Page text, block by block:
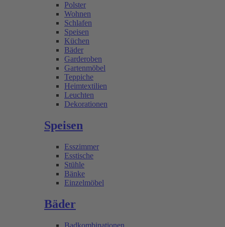
Polster
Wohnen
Schlafen
Speisen
Küchen
Bäder
Garderoben
Gartenmöbel
Teppiche
Heimtextilien
Leuchten
Dekorationen
Speisen
Esszimmer
Esstische
Stühle
Bänke
Einzelmöbel
Bäder
Badkombinationen